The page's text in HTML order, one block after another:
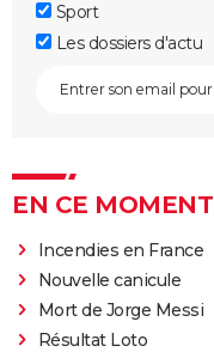
Sport
Les dossiers d'actu
EN CE MOMENT
Incendies en France
Nouvelle canicule
Mort de Jorge Messi
Résultat Loto